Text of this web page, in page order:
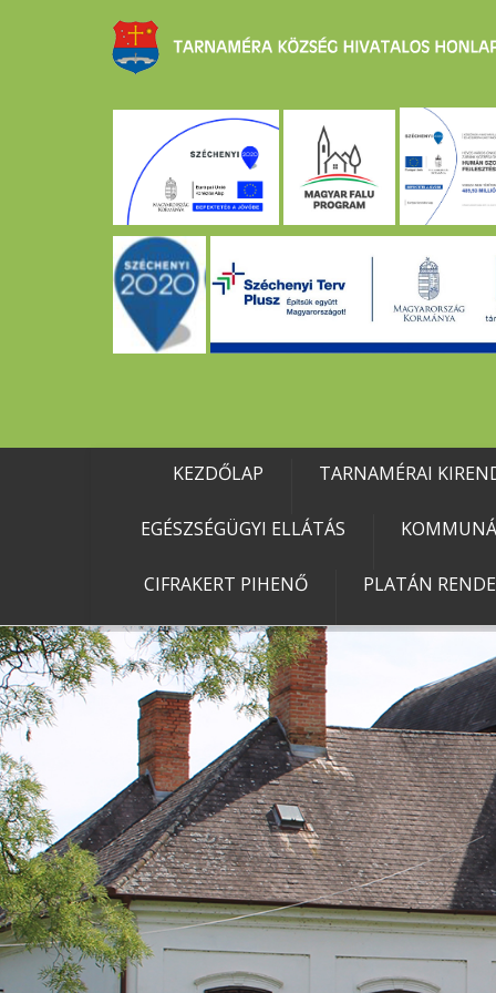
KEZDŐLAP TARNAMÉRAI
EGÉSZSÉGÜGYI ELLÁTÁS
CIFRAKERT PIHENŐ PLATÁN